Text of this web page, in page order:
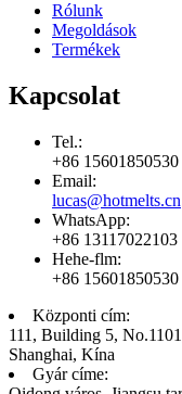
Rólunk
Megoldások
Termékek
Kapcsolat
Tel.:
+86 15601850530
Email:
lucas@hotmelts.cn
WhatsApp:
+86 13117022103
Hehe-flm:
+86 15601850530
Központi cím:
111, Building 5,
Shanghai, Kína
Gyár címe: